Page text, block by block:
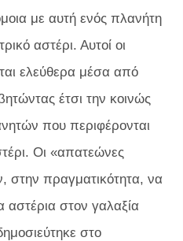
με αυτή ενός πλανήτη
αστέρι. Αυτοί οι
ελεύθερα μέσα από
έτσι την κοινώς
που περιφέρονται
Οι «απατεώνες
στην πραγματικότητα, να
αστέρια στον γαλαξία
στο